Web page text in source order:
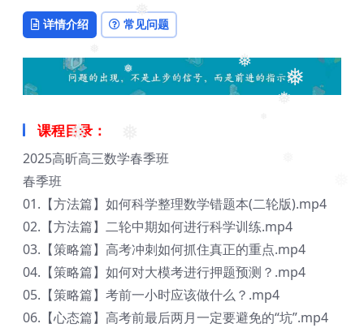
❅
❅
❅
❅
❅
❅
❅
详情介绍 常见问题
课程目录：
2025高昕高三数学春季班
春季班
01.【方法篇】如何科学整理数学错题本(二轮版).mp4
02.【方法篇】二轮中期如何进行科学训练.mp4
03.【策略篇】高考冲刺如何抓住真正的重点.mp4
04.【策略篇】如何对大模考进行押题预测？.mp4
05.【策略篇】考前一小时应该做什么？.mp4
06.【心态篇】高考前最后两月一定要避免的“坑”.mp4